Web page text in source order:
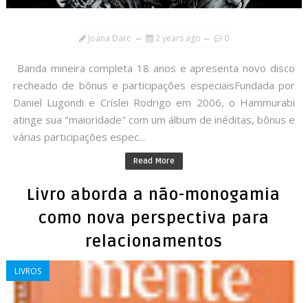
Joana Darc 2 years ago 0
Banda mineira completa 18 anos e apresenta novo disco
recheado de bônus e participações especiaisFundada por
Daniel Lugondi e Críslei Rodrigo em 2006, o Hammurabi
atinge sua "maioridade" com um álbum de inéditas, bônus e
várias participações espec...
Read More
Livro aborda a não-monogamia
como nova perspectiva para
relacionamentos
LIVROS